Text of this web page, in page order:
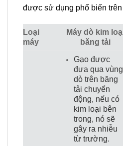
được sử dụng phổ biến
Loại
máy
Máy dò kim
băng tải
Gạo được
đưa qua vùng
dò trên băng
tải chuyển
động, nếu có
kim loại bên
trong, nó sẽ
gây ra nhiễu
từ trường.